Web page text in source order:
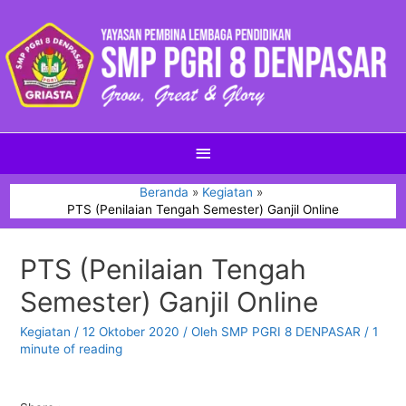
Beranda
Kegiatan
PTS (Penilaian Tengah Semester) Ganjil Online
PTS (Penilaian Tengah
Semester) Ganjil Online
Kegiatan / 12 Oktober 2020 / Oleh SMP PGRI 8 DENPASAR / 1
minute of reading